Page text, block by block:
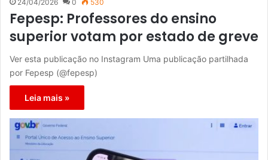
24/04/2026 0 530
Fepesp: Professores do ensino
superior votam por estado de greve
Ver esta publicação no Instagram Uma publicação partilhada
por Fepesp (@fepesp)
Leia mais »